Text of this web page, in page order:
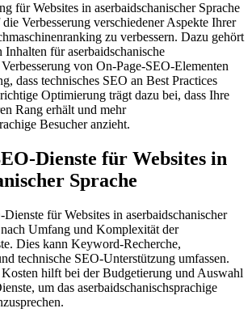
für Websites in aserbaidschanischer Sprache
Verbesserung verschiedener Aspekte Ihrer
zu verbessern. Dazu gehört
für aserbaidschanische
von On-Page-SEO-Elementen
dass technisches SEO an Best Practices
Optimierung trägt dazu bei, dass Ihre
Rang erhält und mehr
Besucher anzieht.
Dienste für Websites in
Sprache
für Websites in aserbaidschanischer
Umfang und Komplexität der
Dies kann Keyword-Recherche,
technische SEO-Unterstützung umfassen.
Kosten hilft bei der Budgetierung und Auswahl
um das aserbaidschanischsprachige